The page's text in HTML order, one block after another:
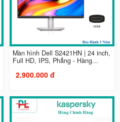
Màn hình Dell S2421HN | 24 inch,
Full HD, IPS, Phẳng - Hàng...
2.900.000 đ